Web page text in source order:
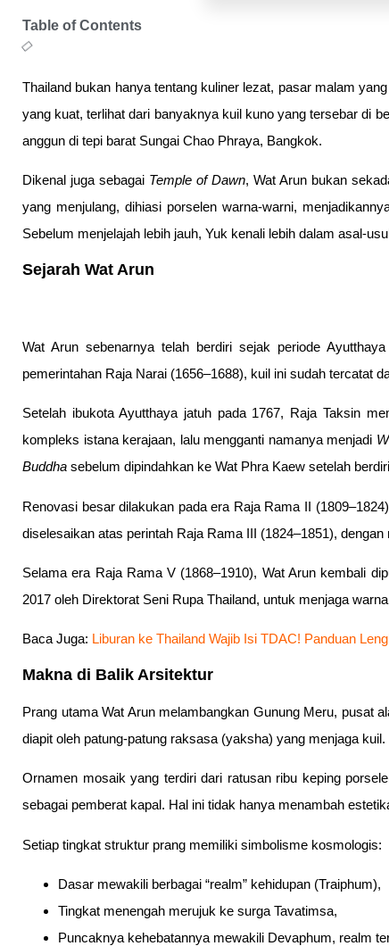
Table of Contents
Thailand bukan hanya tentang kuliner lezat, pasar malam
yang kuat, terlihat dari banyaknya kuil kuno yang tersebar di
anggun di tepi barat Sungai Chao Phraya, Bangkok.
Dikenal juga sebagai Temple of Dawn, Wat Arun bukan
yang menjulang, dihiasi porselen warna-warni,
Sebelum menjelajah lebih jauh, Yuk kenali lebih dalam asal-
Sejarah Wat Arun
Wat Arun sebenarnya telah berdiri sejak periode
pemerintahan Raja Narai (1656–1688), kuil ini sudah tercatat
Setelah ibukota Ayutthaya jatuh pada 1767, Raja Taksin
kompleks istana kerajaan, lalu mengganti namanya menjadi
Buddha sebelum dipindahkan ke Wat Phra Kaew setelah
Renovasi besar dilakukan pada era Raja Rama II
diselesaikan atas perintah Raja Rama III (1824–1851),
Selama era Raja Rama V (1868–1910), Wat Arun kembali
2017 oleh Direktorat Seni Rupa Thailand, untuk menjaga
Baca Juga: Liburan ke Thailand Wajib Isi TDAC! Panduan
Makna di Balik Arsitektur
Prang utama Wat Arun melambangkan Gunung Meru, pusat
diapit oleh patung-patung raksasa (yaksha) yang menjaga kuil.
Ornamen mosaik yang terdiri dari ratusan ribu keping
sebagai pemberat kapal. Hal ini tidak hanya menambah
Setiap tingkat struktur prang memiliki simbolisme kosmologis:
Dasar mewakili berbagai “realm” kehidupan (Traiphum),
Tingkat menengah merujuk ke surga Tavatimsa,
Puncaknya kehebatannya mewakili Devaphum, realm